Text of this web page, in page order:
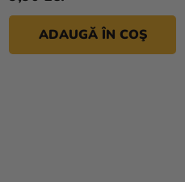
ADAUGĂ ÎN COŞ